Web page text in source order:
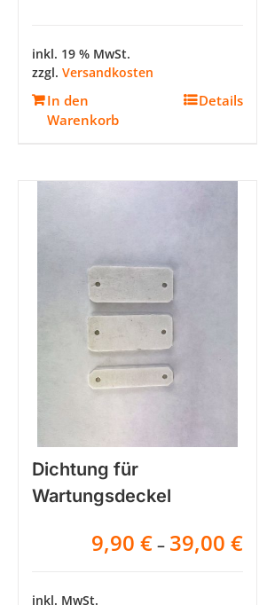
inkl. 19 % MwSt.
zzgl. Versandkosten
In den
Warenkorb
Details
Dichtung für
Wartungsdeckel
9,90 € – 39,00 €
inkl. MwSt.